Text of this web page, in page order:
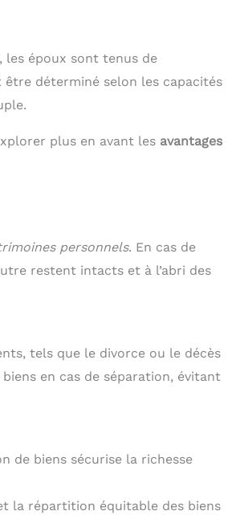
les époux sont tenus de
déterminé selon les capacités
plus en avant les avantages
personnels. En cas de
restent intacts et à l’abri des
tels que le divorce ou le décès
en cas de séparation, évitant
de biens sécurise la richesse
la répartition équitable des biens